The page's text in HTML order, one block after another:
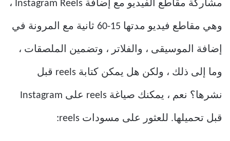
مشاركة مقاطع الفيديو مع إضافة Instagram Reels ،
وهي مقاطع فيديو مدتها 15-60 ثانية مع المرونة في
إضافة الموسيقى ، والفلاتر ، وتضمين الملصقات ،
وما إلى ذلك ، ولكن هل يمكن كتابة reels قبل
نشرها؟ نعم ، يمكنك صياغة reels على Instagram
قبل تحميلها. للعثور على مسودات reels: